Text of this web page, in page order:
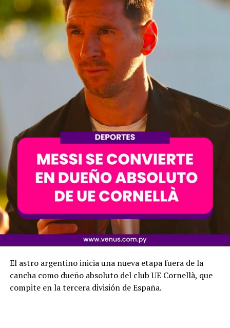
El astro argentino inicia una nueva etapa fuera de la
cancha como dueño absoluto del club UE Cornellà, que
compite en la tercera división de España.